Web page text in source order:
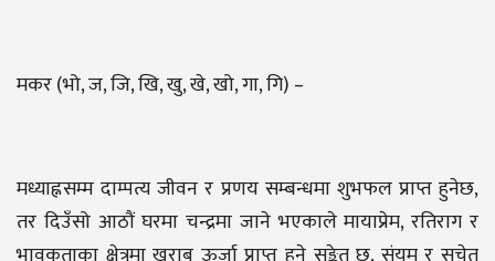
मकर (भो, ज, जि, खि, खु, खे, खो, गा, गि) –
मध्याह्नसम्म दाम्पत्य जीवन र प्रणय सम्बन्धमा शुभफल प्राप्त हुनेछ,
तर दिउँसो आठौं घरमा चन्द्रमा जाने भएकाले मायाप्रेम, रतिराग र